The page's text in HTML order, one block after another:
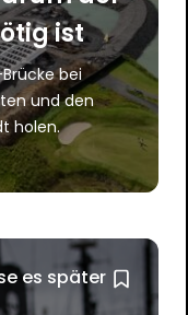
ist
bei
und den
holen.
es später